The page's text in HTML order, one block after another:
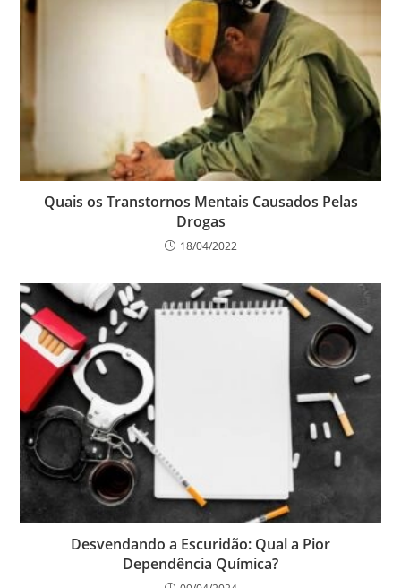
Quais os Transtornos Mentais Causados Pelas
Drogas
18/04/2022
Desvendando a Escuridão: Qual a Pior
Dependência Química?